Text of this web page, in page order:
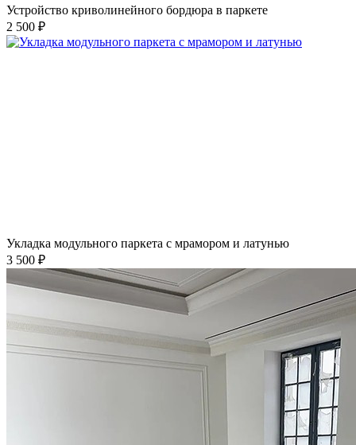
Устройство криволинейного бордюра в паркете
2 500 ₽
Укладка модульного паркета с мрамором и латунью
3 500 ₽